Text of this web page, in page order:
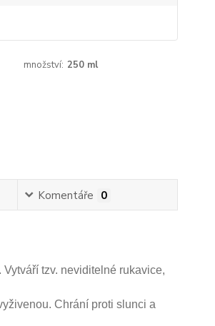
množství: 250 ml
Komentáře 0
tzv. neviditelné rukavice,
Chrání proti slunci a